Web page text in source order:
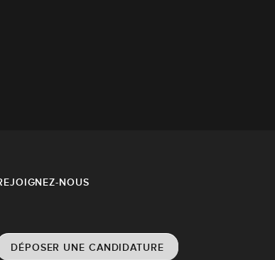
NOUS
DÉPOSER UNE CANDIDATURE